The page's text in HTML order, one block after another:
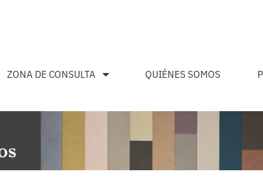
ZONA DE CONSULTA QUIÉNES SOMOS